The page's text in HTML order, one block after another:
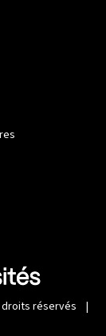
droits réservés |